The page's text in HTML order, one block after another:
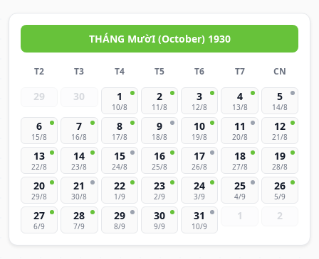
THÁNG MườI (October) 1930
T2 T3 T4 T5 T6 T7 CN
29 30 1
10/8
2
11/8
3
12/8
4
13/8
5
14/8
6
15/8
7
16/8
8
17/8
9
18/8
10
19/8
11
20/8
12
21/8
13
22/8
14
23/8
15
24/8
16
25/8
17
26/8
18
27/8
19
28/8
20
29/8
21
30/8
22
1/9
23
2/9
24
3/9
25
4/9
26
5/9
27
6/9
28
7/9
29
8/9
30
9/9
31
10/9
1 2